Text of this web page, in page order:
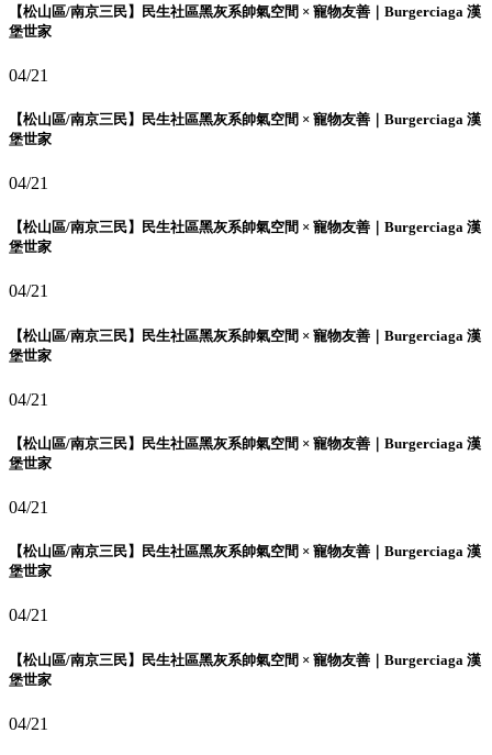
【松山區/南京三民】民生社區黑灰系帥氣空間 × 寵物友善｜Burgerciaga 漢
堡世家
04/21
【松山區/南京三民】民生社區黑灰系帥氣空間 × 寵物友善｜Burgerciaga 漢
堡世家
04/21
【松山區/南京三民】民生社區黑灰系帥氣空間 × 寵物友善｜Burgerciaga 漢
堡世家
04/21
【松山區/南京三民】民生社區黑灰系帥氣空間 × 寵物友善｜Burgerciaga 漢
堡世家
04/21
【松山區/南京三民】民生社區黑灰系帥氣空間 × 寵物友善｜Burgerciaga 漢
堡世家
04/21
【松山區/南京三民】民生社區黑灰系帥氣空間 × 寵物友善｜Burgerciaga 漢
堡世家
04/21
【松山區/南京三民】民生社區黑灰系帥氣空間 × 寵物友善｜Burgerciaga 漢
堡世家
04/21